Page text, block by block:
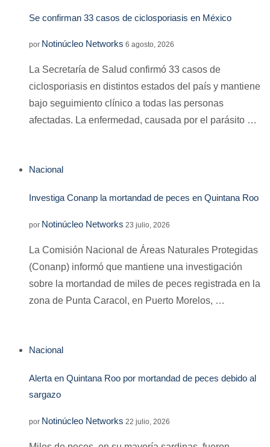
Se confirman 33 casos de ciclosporiasis en México
por Notinúcleo Networks 6 agosto, 2026
La Secretaría de Salud confirmó 33 casos de
ciclosporiasis en distintos estados del país y mantiene
bajo seguimiento clínico a todas las personas
afectadas. La enfermedad, causada por el parásito …
Nacional
Investiga Conanp la mortandad de peces en Quintana Roo
por Notinúcleo Networks 23 julio, 2026
La Comisión Nacional de Áreas Naturales Protegidas
(Conanp) informó que mantiene una investigación
sobre la mortandad de miles de peces registrada en la
zona de Punta Caracol, en Puerto Morelos, …
Nacional
Alerta en Quintana Roo por mortandad de peces debido al
sargazo
por Notinúcleo Networks 22 julio, 2026